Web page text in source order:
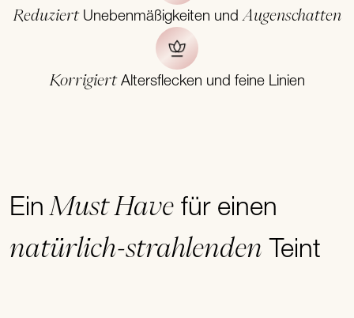
ReduziertUnebenmäßigkeiten undAugenschatten
KorrigiertAltersflecken und feine Linien
Ein Must Have für einen
natürlich-strahlenden Teint